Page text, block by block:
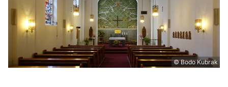
© Bodo Kubrak